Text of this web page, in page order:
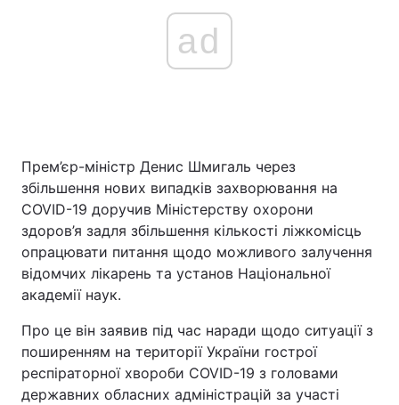
ad
Прем’єр-міністр Денис Шмигаль через
збільшення нових випадків захворювання на
COVID-19 доручив Міністерству охорони
здоров’я задля збільшення кількості ліжкомісць
опрацювати питання щодо можливого залучення
відомчих лікарень та установ Національної
академії наук.
Про це він заявив під час наради щодо ситуації з
поширенням на території України гострої
респіраторної хвороби COVID-19 з головами
державних обласних адміністрацій за участі